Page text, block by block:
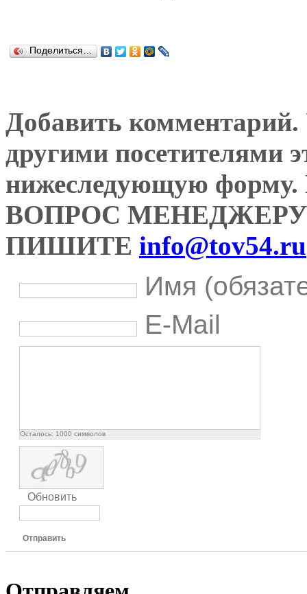
Поделиться…
Добавить комментарий.
другими посетителями
нижеследующую
ВОПРОС
ПИШИТЕ info@tov54.ru
Имя
E-Mail
Осталось: 1000 символов
Обновить
Отправить